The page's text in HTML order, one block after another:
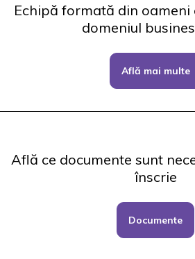
Echipă formată din oameni
domeniul
Află mai multe
Află ce documente sunt
înscrie
Documente